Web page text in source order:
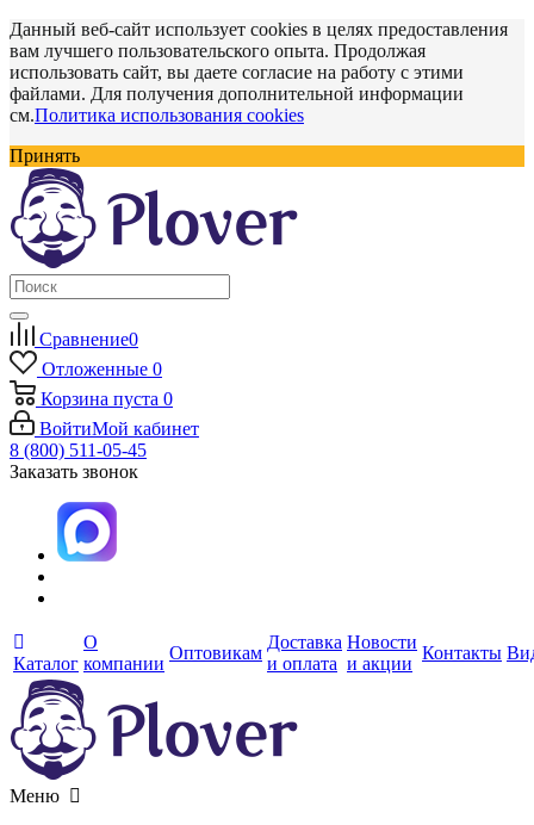
Данный веб-сайт использует cookies в целях предоставления
вам лучшего пользовательского опыта. Продолжая
использовать сайт, вы даете согласие на работу с этими
файлами. Для получения дополнительной информации
см.Политика использования cookies
Принять
Сравнение0
Отложенные 0
Корзина пуста 0
ВойтиМой кабинет
8 (800) 511-05-45
Заказать звонок
Каталог
О
компании
Оптовикам
Доставка
и оплата
Новости
и акции
Контакты
Меню